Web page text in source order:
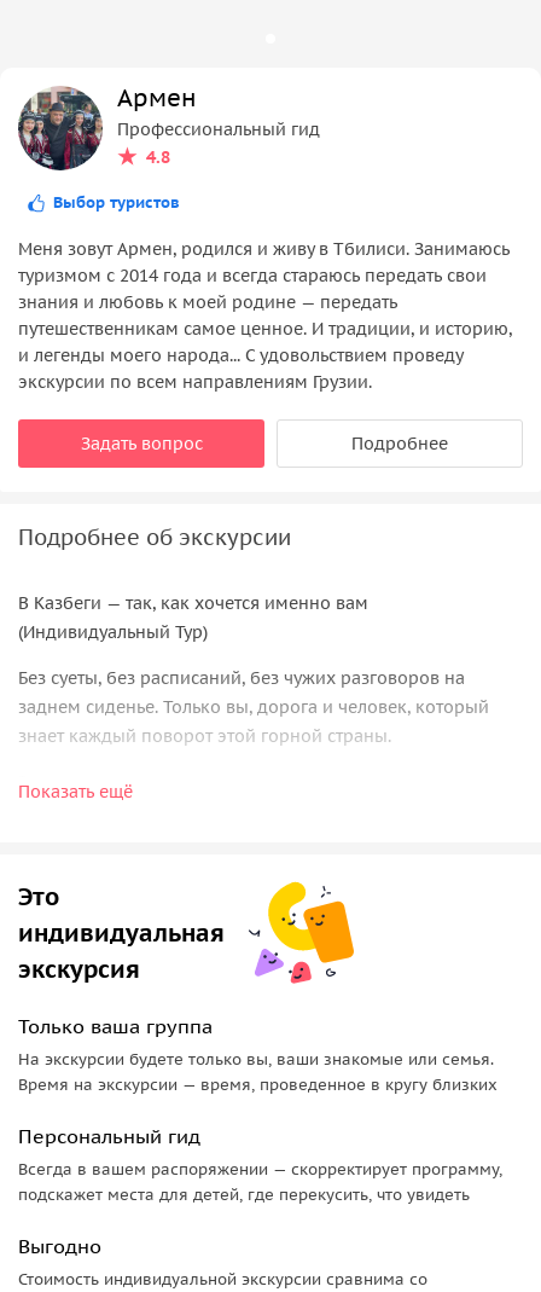
Армен
Профессиональный гид
4.8
Выбор туристов
Меня зовут Армен, родился и живу в Тбилиси. Занимаюсь
туризмом с 2014 года и всегда стараюсь передать свои
знания и любовь к моей родине — передать
путешественникам самое ценное. И традиции, и историю,
и легенды моего народа... С удовольствием проведу
экскурсии по всем направлениям Грузии.
Задать вопрос Подробнее
Подробнее об экскурсии
В Казбеги — так, как хочется именно вам
(Индивидуальный Тур)
Без суеты, без расписаний, без чужих разговоров на
заднем сиденье. Только вы, дорога и человек, который
знает каждый поворот этой горной страны.
Это не просто экскурсия — это день, когда можно
Маршрут не диктуем — учитываем ваши желания. Время
не ограничиваем — ориентируемся на ваше настроение.
Старт — из любого удобного места в Тбилиси.
Если хочется неформального и настоящего путешествия —
-Жинвальское Водохранилище
— Черная и Белая Арагви
— Арка Дружбы Народов
— Степанцминда — поселение у подножья горы Казбек
— Храм Гергетской Святой Троицы
Показать ещё
Это
индивидуальная
экскурсия
Только ваша группа
На экскурсии будете только вы, ваши знакомые или семья.
Время на экскурсии — время, проведенное в кругу близких
Персональный гид
Всегда в вашем распоряжении — скорректирует программу,
подскажет места для детей, где перекусить, что увидеть
Выгодно
Стоимость индивидуальной экскурсии сравнима со